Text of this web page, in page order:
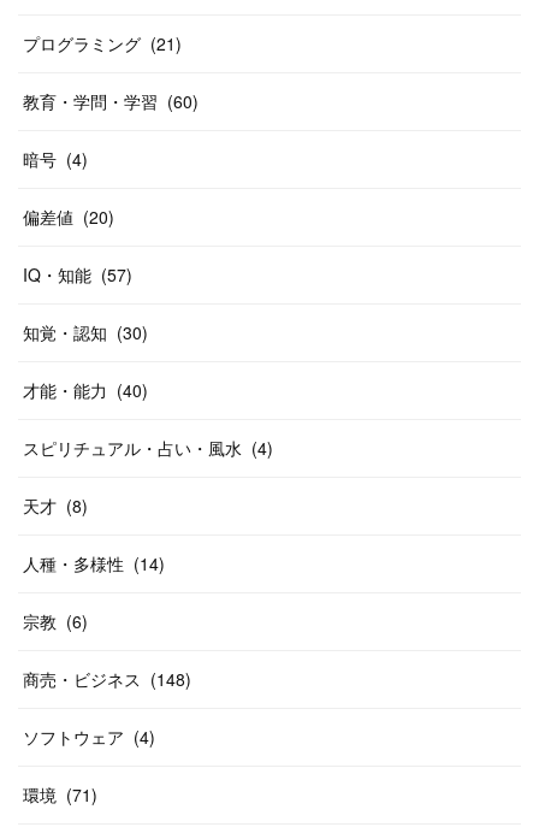
プログラミング (21)
教育・学問・学習 (60)
暗号 (4)
偏差値 (20)
IQ・知能 (57)
知覚・認知 (30)
才能・能力 (40)
スピリチュアル・占い・風水 (4)
天才 (8)
人種・多様性 (14)
宗教 (6)
商売・ビジネス (148)
ソフトウェア (4)
環境 (71)